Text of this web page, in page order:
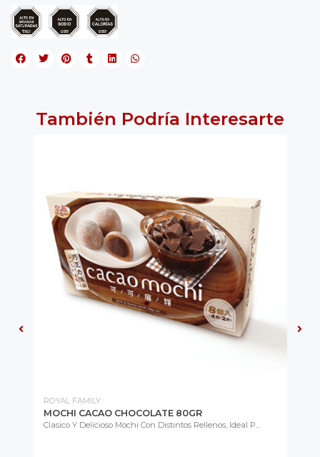
También Podría Interesarte
ROYAL FAMILY
MOCHI CACAO CHOCOLATE 80GR
Clasico Y Delicioso Mochi Con Distintos Rellenos, Ideal P...